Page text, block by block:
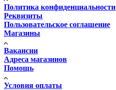
Политика конфиденциальности
Реквизиты
Пользовательское соглашение
Магазины
Вакансии
Адреса магазинов
Помощь
Условия оплаты